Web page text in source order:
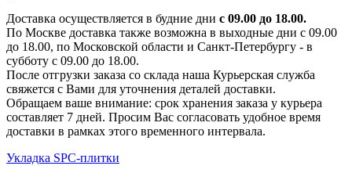
Доставка осуществляется в будние дни с 09.00 до 18.00.
По Москве доставка также возможна в выходные дни с 09.00
до 18.00, по Московской области и Санкт-Петербургу - в
субботу с 09.00 до 18.00.
После отгрузки заказа со склада наша Курьерская служба
свяжется с Вами для уточнения деталей доставки.
Обращаем ваше внимание: срок хранения заказа у курьера
составляет 7 дней. Просим Вас согласовать удобное время
доставки в рамках этого временного интервала.
Укладка SPC-плитки